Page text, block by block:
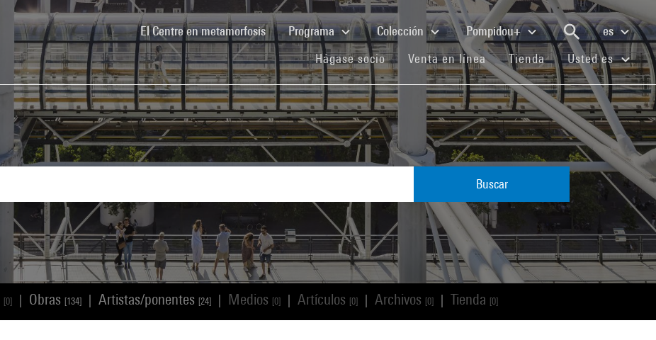
El Centre en metamorfosis(current)Programa Colección Pompidou+
es
Hágase socio(current)Venta en línea(current)
Tienda(current)Usted es
Buscar
[0] Obras [134] Artistas/ponentes [24] Medios [0] Artículos [0] Archivos [0] Tienda [0]